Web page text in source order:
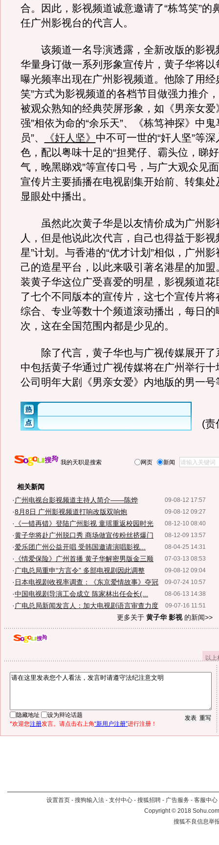
合。因此，影视频道诚意邀请了“栋笃笑”的
任广州影视台的代言人。
该频道一名导演透露，全新改版的影视
华量身订做一系列形象宣传片，黄子华将以
曝光频率出现在广州影视频道。他除了用经
笑”方式为影视频道的各档节目做强力推介
被观众熟知的经典荧屏形象，如《男亲女爱
强”相依为命的“余乐天”、《栋笃神探》中鬼
员”、
《奸人坚》 中不可一世的“奸人坚”等
色，配以粤味十足的“担凳仔、霸头位，睇
气，晚黑睇戏”等宣传口号，与广大观众见
宣传片主要插播在电视剧集开始前、转集处
显眼处中播出。
虽然此次黄子华是以友情价成为广州影
人，但是他说此次代言，自己也得益于影视
星”计划。与香港的“优才计划”相似，广州
己的造星平台，以此来吸引著名港星的加盟
装黄子华这位广受喜爱的明星，影视频道花
了七个不同版本的宣传片，这七个宣传片将
综合、专业等数十个频道滚动播出，每日的
次，这在全国范围内都是少见的。
除了代言，黄子华也与广视传媒展开了
中包括黄子华通过广视传媒将在广州举行十
公司明年大剧《男亲女爱》内地版的男一号
(责
我的天职是搜索 网页 新闻
相关新闻
09-08-12 17:57
· 广州电视台影视频道主持人简介——陈烨
09-08-12 09:27
·8月8日 广州影视频道打响改版双响炮
08-12-10 08:40
· 《一错再错》登陆广州影视 童瑶重返校园时光
08-12-09 13:57
·黄子华将赴广州脱口秀 商场做宣传粉丝挤爆门
08-04-25 14:31
·爱乐团广州公益开唱 受韩国邀请演唱影视...
07-03-13 08:53
· 《情爱保险》广州首播 黄子华解密男版金三顺
09-08-12 09:04
· 广电总局重申“方言令” 多部电视剧因此调整
09-07-24 10:57
· 日本电视剧收视率调查：《东京爱情故事》夺冠
08-06-13 14:38
·中国电视剧导演工会成立 陈家林出任会长(...
09-07-16 11:51
· 广电总局新闻发言人：加大电视剧语言审查力度
更多关于 黄子华 影视的新闻>>
以
隐藏地址
设为辩论话题
*欢迎您注册发言。请点击右上角“新用户注册”进行注册！
设置首页 - 搜狗输入法 - 支付中心 - 搜狐招聘 - 广告服务 - 客服中心
Copyright©2018
搜狐不良信息举